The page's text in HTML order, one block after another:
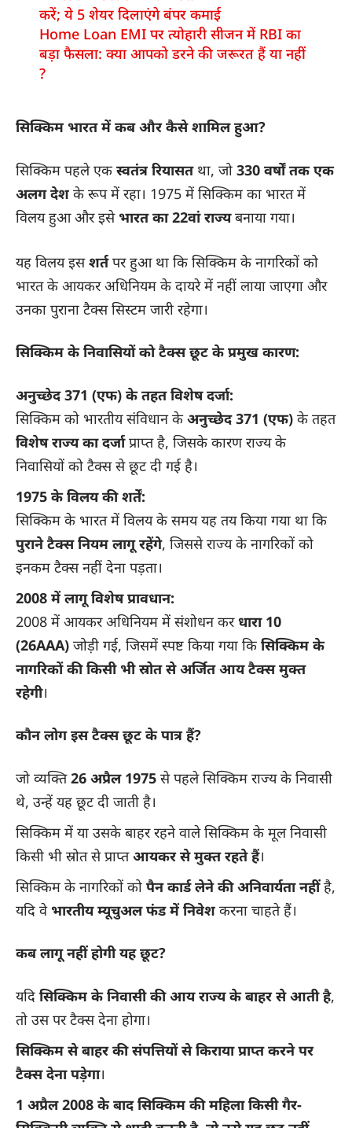
करें; ये 5 शेयर दिलाएंगे बंपर कमाई
Home Loan EMI पर त्योहारी सीजन में RBI का
बड़ा फैसला: क्या आपको डरने की जरूरत हैं या नहीं
?
सिक्किम भारत में कब और कैसे शामिल हुआ?
सिक्किम पहले एक स्वतंत्र रियासतथा, जो 330 वर्षों तक एक
अलग देश के रूप में रहा। 1975 में सिक्किम का भारत में
विलय हुआ और इसे भारत का 22वां राज्यबनाया गया।
यह विलय इसशर्तपर हुआ था कि सिक्किम के नागरिकों को
भारत के आयकर अधिनियम के दायरे में नहीं लाया जाएगा और
उनका पुराना टैक्स सिस्टम जारी रहेगा।
सिक्किम के निवासियों को टैक्स छूट के प्रमुख कारण:
अनुच्छेद 371 (एफ) के तहत विशेष दर्जा:
सिक्किम को भारतीय संविधान के अनुच्छेद 371 (एफ) के तहत
विशेष राज्य का दर्जाप्राप्त है, जिसके कारण राज्य के
निवासियों को टैक्स से छूट दी गई है।
1975 के विलय की शर्तें:
सिक्किम के भारत में विलय के समय यह तय किया गया था कि
पुराने टैक्स नियम लागू रहेंगे, जिससे राज्य के नागरिकों को
इनकम टैक्स नहीं देना पड़ता।
2008 में लागू विशेष प्रावधान:
2008 में आयकर अधिनियम में संशोधन करधारा 10
(26AAA) जोड़ी गई, जिसमें स्पष्ट किया गया कि सिक्किम के
नागरिकों की किसी भी स्रोत से अर्जित आय टैक्स मुक्त
रहेगी।
कौन लोग इस टैक्स छूट के पात्र हैं?
जो व्यक्ति26 अप्रैल 1975 से पहले सिक्किम राज्य के निवासी
थे, उन्हें यह छूट दी जाती है।
सिक्किम में या उसके बाहर रहने वाले सिक्किम के मूल निवासी
किसी भी स्रोत से प्राप्तआयकर से मुक्त रहते हैं।
सिक्किम के नागरिकों को पैन कार्ड लेने की अनिवार्यता नहींहै,
यदि वे भारतीय म्यूचुअल फंड में निवेश करना चाहते हैं।
कब लागू नहीं होगी यह छूट?
यदि सिक्किम के निवासी की आय राज्य के बाहर से आती है,
तो उस पर टैक्स देना होगा।
सिक्किम से बाहर की संपत्तियों से किराया प्राप्त करने पर
टैक्स देना पड़ेगा।
1 अप्रैल 2008 के बाद सिक्किम की महिला किसी गैर-